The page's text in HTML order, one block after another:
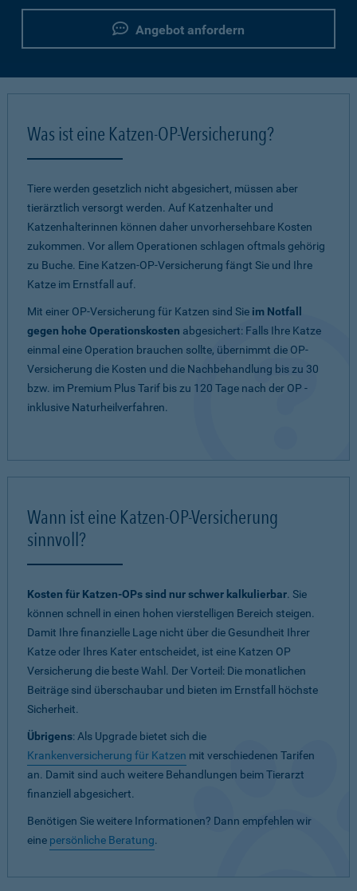
Angebot anfordern
Was ist eine Katzen-OP-Versicherung?
Tiere werden gesetzlich nicht abgesichert, müssen aber
tierärztlich versorgt werden. Auf Katzenhalter und
Katzenhalterinnen können daher unvorhersehbare Kosten
zukommen. Vor allem Operationen schlagen oftmals gehörig
zu Buche. Eine Katzen-OP-Versicherung fängt Sie und Ihre
Katze im Ernstfall auf.
Mit einer OP-Versicherung für Katzen sind Sie im Notfall
gegen hohe Operationskosten abgesichert: Falls Ihre Katze
einmal eine Operation brauchen sollte, übernimmt die OP-
Versicherung die Kosten und die Nachbehandlung bis zu 30
bzw. im Premium Plus Tarif bis zu 120 Tage nach der OP -
inklusive Naturheilverfahren.
Wann ist eine Katzen-OP-Versicherung
sinnvoll?
Kosten für Katzen-OPs sind nur schwer kalkulierbar. Sie
können schnell in einen hohen vierstelligen Bereich steigen.
Damit Ihre finanzielle Lage nicht über die Gesundheit Ihrer
Katze oder Ihres Kater entscheidet, ist eine Katzen OP
Versicherung die beste Wahl. Der Vorteil: Die monatlichen
Beiträge sind überschaubar und bieten im Ernstfall höchste
Sicherheit.
Übrigens: Als Upgrade bietet sich die
Krankenversicherung für Katzen mit verschiedenen Tarifen
an. Damit sind auch weitere Behandlungen beim Tierarzt
finanziell abgesichert.
Benötigen Sie weitere Informationen? Dann empfehlen wir
eine persönliche Beratung.